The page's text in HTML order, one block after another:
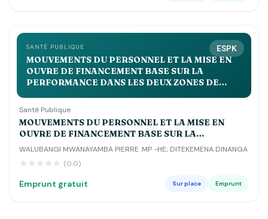
ESPK
SANTÉ PUBLIQUE
MOUVEMENTS DU PERSONNEL ET LA MISE EN
OUVRE DE FINANCEMENT BASE SUR LA
PERFORMANCE DANS LES DEUX ZONES DE
MANIEMA MA
Santé Publique
MOUVEMENTS DU PERSONNEL ET LA MISE EN
OUVRE DE FINANCEMENT BASE SUR LA
PERFORMANCE DANS LES DEUX ZONES DE SANTE
WALUBANGI MWANAYAMBA PIERRE .MP -HE; DITEKEMENA DINANGA
(0.0)
Emprunt gratuit Sur place Emprunt